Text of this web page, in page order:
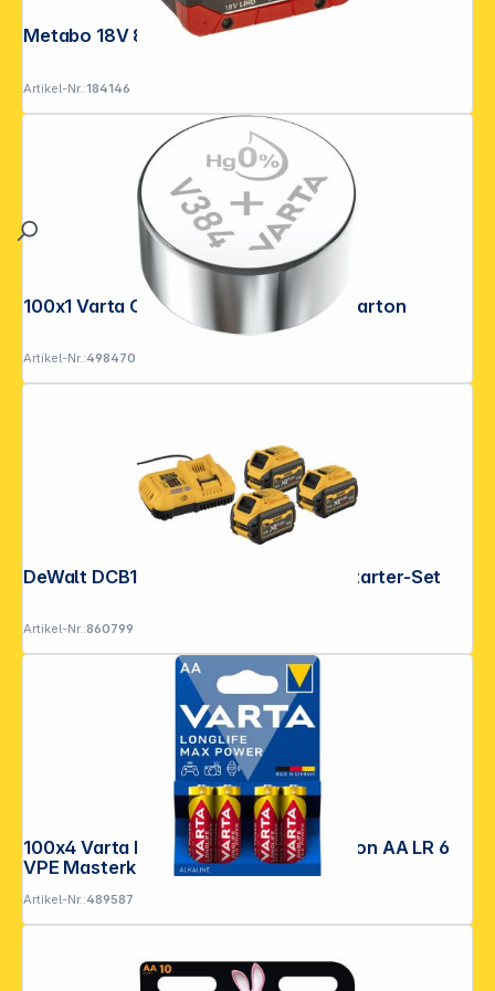
Metabo 18V 8,0Ah LiHD Akku-Pack
Artikel-Nr.:184146
100x1 Varta Chron V 384 VPE Masterkarton
Artikel-Nr.:498470
DeWalt DCB118X3-QW 3x 54V Akku-Starter-Set
Artikel-Nr.:860799
100x4 Varta Longlife Max Power Mignon AA LR 6
VPE Masterkarton
Artikel-Nr.:489587